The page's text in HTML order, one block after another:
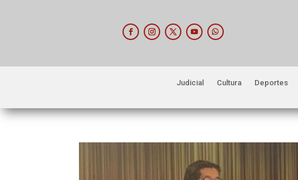
Judicial Cultura Deportes